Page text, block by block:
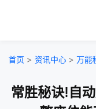
首页 > 资讯中心 > 万能
常胜秘诀!自